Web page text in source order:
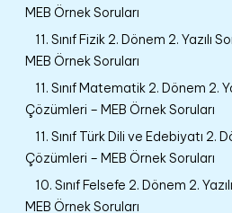
MEB Örnek Soruları
11. Sınıf Fizik 2. Dönem 2. Yazılı
MEB Örnek Soruları
11. Sınıf Matematik 2. Dönem 2.
Çözümleri – MEB Örnek Soruları
11. Sınıf Türk Dili ve Edebiyatı 2.
Çözümleri – MEB Örnek Soruları
10. Sınıf Felsefe 2. Dönem 2.
MEB Örnek Soruları